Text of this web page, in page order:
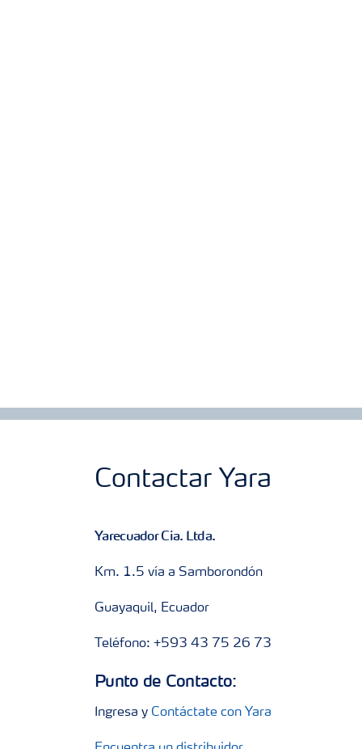
Contactar Yara
Yarecuador Cia. Ltda.
Km. 1.5 vía a Samborondón
Guayaquil, Ecuador
Teléfono: +593 43 75 26 73
Punto de Contacto:
Ingresa y Contáctate con Yara